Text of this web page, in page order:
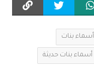
أسماء بنات
أسماء بنات حديثة